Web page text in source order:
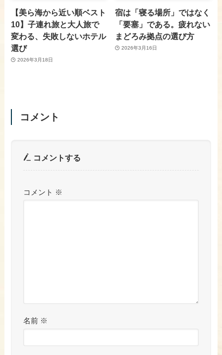
【美ら海から近い順ベスト
10】子連れ旅と大人旅で
変わる、失敗しないホテル
選び
2026年3月18日
宿は「寝る場所」ではなく
「要塞」である。疲れない
まどろみ拠点の選び方
2026年3月16日
コメント
コメントする
コメント ※
名前 ※